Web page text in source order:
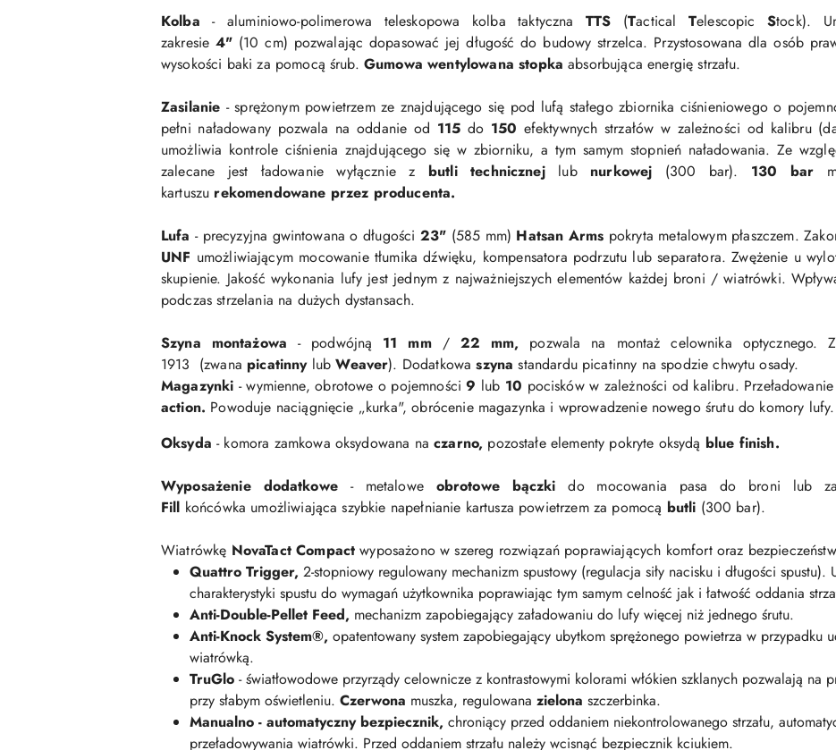
Kolba - aluminiowo-polimerowa teleskopowa kolba taktyczna TTS (Tactical Telescopic Stock).
zakresie 4" (10 cm) pozwalając dopasować jej długość do budowy strzelca. Przystosowana dla osób
wysokości baki za pomocą śrub. Gumowa wentylowana stopka absorbująca energię strzału.
Zasilanie - sprężonym powietrzem ze znajdującego się pod lufą stałego zbiornika ciśnieniowego o
pełni naładowany pozwala na oddanie od 115 do 150 efektywnych strzałów w zależności od kalibru
umożliwia kontrole ciśnienia znajdującego się w zbiorniku, a tym samym stopnień naładowania.Ze
zalecane jest ładowanie wyłącznie z
butli technicznejlub nurkowej (300 bar). 130 bar
kartuszu rekomendowane przez producenta.
Lufa - precyzyjna gwintowana o długości 23" (585 mm) Hatsan Arms pokryta metalowym płaszczem. Z
UNF umożliwiającym mocowanie tłumika dźwięku, kompensatora podrzutu lub separatora. Zwężenie u
skupienie. Jakość wykonania lufy jest jednym z najważniejszych elementów każdej broni / wiatrówki.
podczas strzelania na dużych dystansach.
Szyna montażowa - podwójną 11 mm/ 22 mm, pozwala na montaż celownika optycznego.
1913 (zwana picatinnylubWeaver). Dodatkowaszynastandardu picatinny na spodzie chwytu osady.
Magazynki - wymienne, obrotowe o pojemności9 lub 10 pocisków w zależności od kalibru.
action. Powoduje naciągnięcie „kurka", obrócenie magazynka i wprowadzenie nowego śrutu do komory
Oksyda - komora zamkowa oksydowana naczarno, pozostałe elementy pokryte oksydą blue finish.
Wyposażenie dodatkowe - metalowe obrotowe bączki do mocowania pasa do broni lub
Fill końcówka umożliwiająca szybkie napełnianie kartusza powietrzem za pomocą butli (300 bar).
Wiatrówkę NovaTact Compact wyposażono w szereg rozwiązań poprawiających komfort oraz
Quattro Trigger, 2-stopniowy regulowany mechanizm spustowy (regulacja siły nacisku i długości
charakterystyki spustu do wymagań użytkownika poprawiając tym samym celność jak i łatwość oddania
Anti-Double-Pellet Feed, mechanizm zapobiegający załadowaniu do lufy więcej niż jednego śrutu.
Anti-Knock System®, opatentowany system zapobiegający ubytkom sprężonego powietrza w przypadku
wiatrówką.
TruGlo - światłowodowe przyrządy celownicze z kontrastowymi kolorami włókien szklanych pozwalają na
przy słabym oświetleniu. Czerwona muszka, regulowana zielona szczerbinka.
Manualno - automatyczny bezpiecznik, chroniący przed oddaniem niekontrolowanego strzału,
przeładowywania wiatrówki. Przed oddaniem strzału należy wcisnąć bezpiecznik kciukiem.